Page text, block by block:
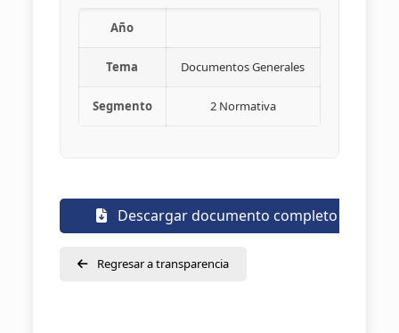
Año
Tema Documentos Generales
Segmento 2 Normativa
Descargar documento completo
Regresar a transparencia